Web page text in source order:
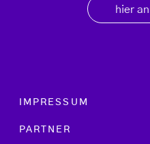
hier
Footer menu
IMPRESSUM
PARTNER